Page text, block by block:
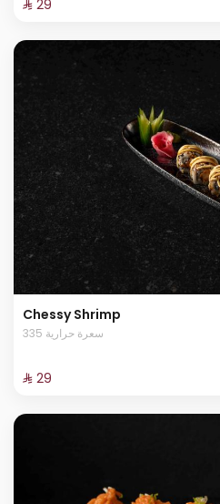
⁨⁦‪‬ 29⁩
Chessy Shrimp
335 سعرة حرارية
⁨⁦‪‬ 29⁩